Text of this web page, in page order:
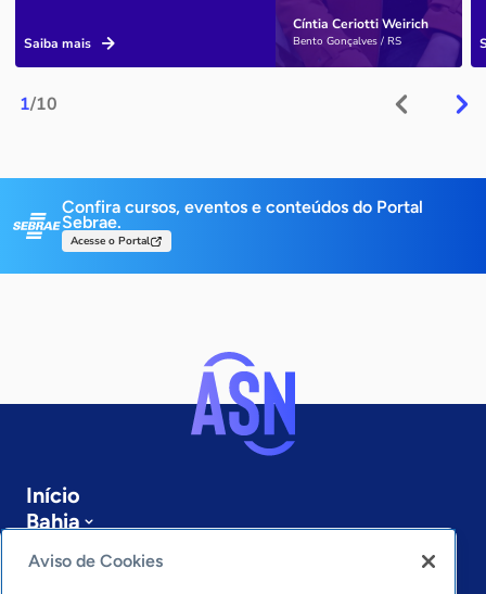
1/10
Cíntia Ceriotti Weirich
Bento Gonçalves / RS
Saiba mais
Confira cursos, eventos e conteúdos do Portal
Sebrae.
Acesse o Portal
Início
Bahia
Sobre a ASN
Últimas notícias
Aviso de Cookies